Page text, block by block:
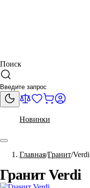
Поиск
Новинки
Главная Гранит Verdi
Гранит Verdi